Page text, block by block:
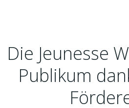
Die Jeunesse
Publikum